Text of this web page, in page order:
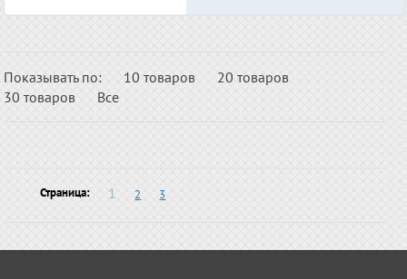
Показывать по: 10 товаров
20 товаров
30 товаров
Все
Страница: 1 2 3